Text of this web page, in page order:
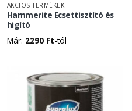
AKCIÓS TERMÉKEK
Hammerite Ecsettisztító és
higító
Már: 2290 Ft-tól